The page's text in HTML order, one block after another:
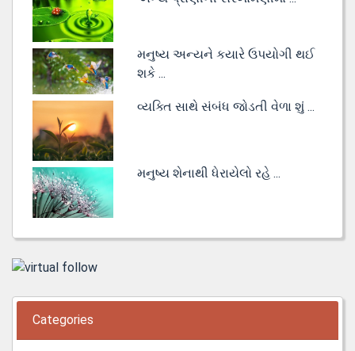
મનુષ્ય અન્યને કયારે ઉપયોગી થઈ
શકે ...
વ્યક્તિ સાથે સંબંધ જોડતી વેળા શું ...
મનુષ્ય શેનાથી ધેરાયેલો રહે ...
Categories